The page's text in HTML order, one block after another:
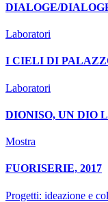
DIALOGE/
Laboratori
I CIELI DI
Laboratori
DIONISO, UN DIO
Mostra
FUORISERIE, 2017
Progetti: ideazione e